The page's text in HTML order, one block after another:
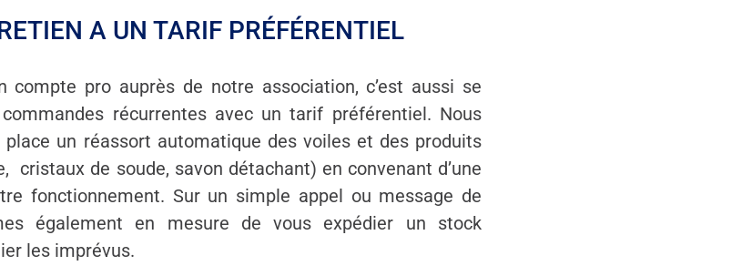
A UN TARIF PRÉFÉRENTIEL
compte pro auprès de notre association, c’est aussi se
récurrentes avec un tarif préférentiel. Nous
un réassort automatique des voiles et des produits
cristaux de soude, savon détachant) en convenant d’une
fonctionnement. Sur un simple appel ou message de
également en mesure de vous expédier un stock
les imprévus.